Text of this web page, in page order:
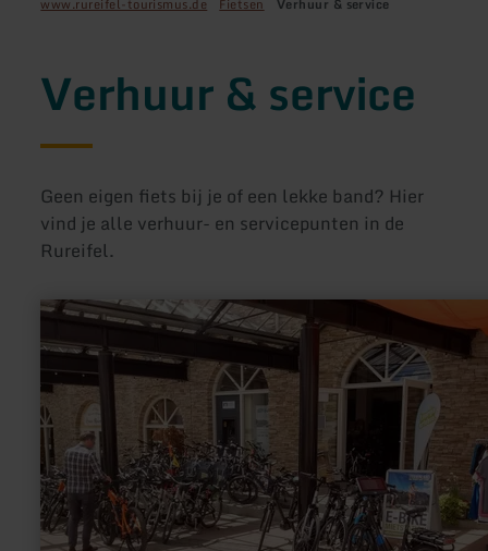
www.rureifel-tourismus.de Fietsen Verhuur & service
Verhuur & service
Geen eigen fiets bij je of een lekke band? Hier
vind je alle verhuur- en servicepunten in de
Rureifel.
meer
informatie
over:
eifelRAD
Pedelec-
Vermietung